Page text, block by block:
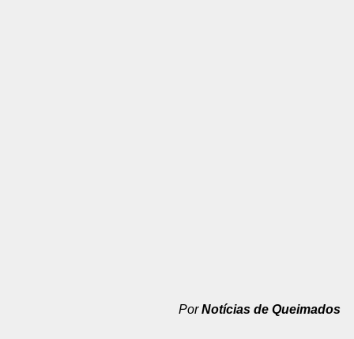
PorNotícias de Queimados